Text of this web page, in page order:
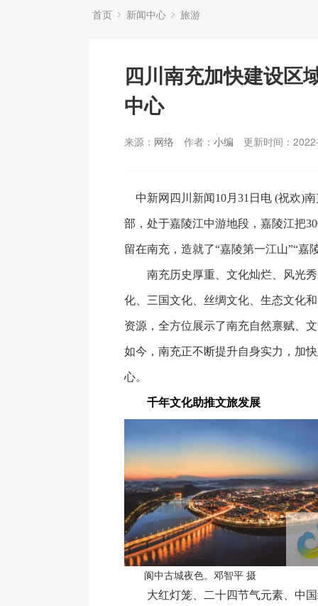
首页 新闻中心 旅游
四川南充加快建设区
中心
来源： 网络 作者： 小编 更新时间：
中新网四川新闻10月31日电 (祝欢)
部，处于嘉陵江中游地段，嘉陵江把
留在南充，造就了“嘉陵第一江山”“嘉
南充历史厚重、文化灿烂、风光秀
化、三国文化、丝绸文化、生态文化
资源，全方位展示了南充自然禀赋、
如今，南充正不断提升自身实力，加
心。
千年文化助推文旅发展
阆中古城夜色。邓智平 摄
大红灯笼、二十四节气元素、中